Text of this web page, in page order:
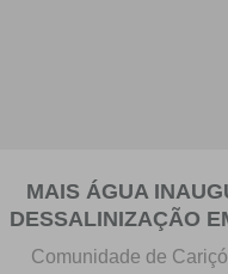
MAIS ÁGUA
DESSALINIZAÇÃO
Comunidade de